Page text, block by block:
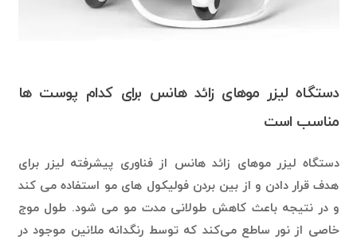
دستگاه لیزر موهای زائد هانس برای کدام پوست ها
مناسب است
دستگاه لیزر موهای زائد هانس از فناوری پیشرفته لیزر برای
هدف قرار دادن و از بین بردن فولیکول های مو استفاده می کند
و در نتیجه باعث کاهش طولانی مدت مو می شود. طول موج
خاصی از نور ساطع می‌کند که توسط رنگدانه ملانین موجود در